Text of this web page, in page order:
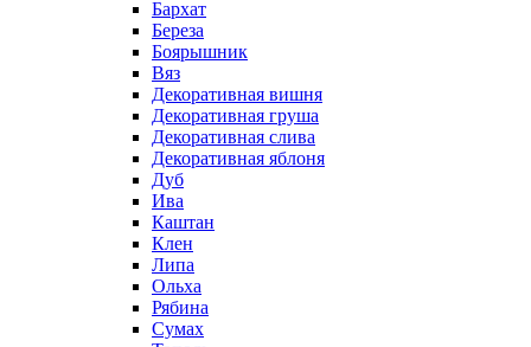
Бархат
Береза
Боярышник
Вяз
Декоративная вишня
Декоративная груша
Декоративная слива
Декоративная яблоня
Дуб
Ива
Каштан
Клен
Липа
Ольха
Рябина
Сумах